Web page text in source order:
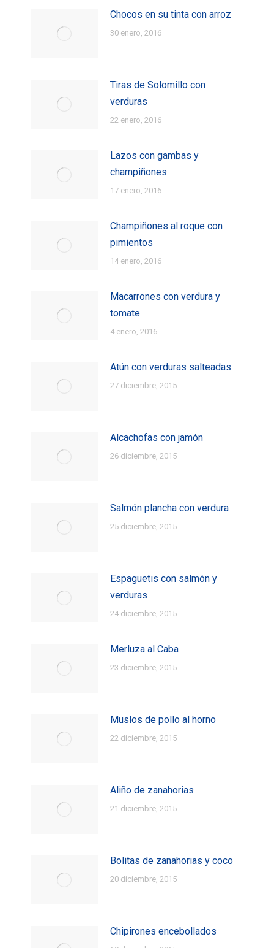
Chocos en su tinta con arroz
30 enero, 2016
Tiras de Solomillo con
verduras
22 enero, 2016
Lazos con gambas y
champiñones
17 enero, 2016
Champiñones al roque con
pimientos
14 enero, 2016
Macarrones con verdura y
tomate
4 enero, 2016
Atún con verduras salteadas
27 diciembre, 2015
Alcachofas con jamón
26 diciembre, 2015
Salmón plancha con verdura
25 diciembre, 2015
Espaguetis con salmón y
verduras
24 diciembre, 2015
Merluza al Caba
23 diciembre, 2015
Muslos de pollo al horno
22 diciembre, 2015
Aliño de zanahorias
21 diciembre, 2015
Bolitas de zanahorias y coco
20 diciembre, 2015
Chipirones encebollados